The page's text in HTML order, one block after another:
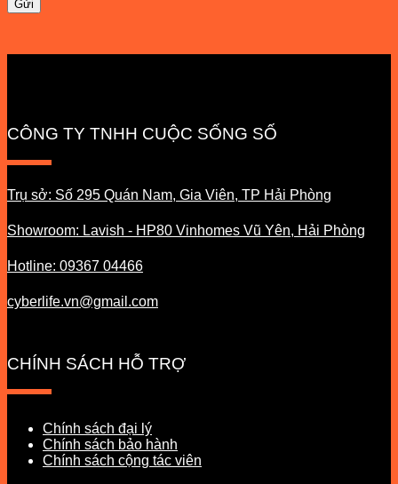
CÔNG TY TNHH CUỘC SỐNG SỐ
Trụ sở: Số 295 Quán Nam, Gia Viên, TP Hải Phòng
Showroom: Lavish - HP80 Vinhomes Vũ Yên, Hải Phòng
Hotline: 09367 04466
cyberlife.vn@gmail.com
CHÍNH SÁCH HỖ TRỢ
Chính sách đại lý
Chính sách bảo hành
Chính sách cộng tác viên